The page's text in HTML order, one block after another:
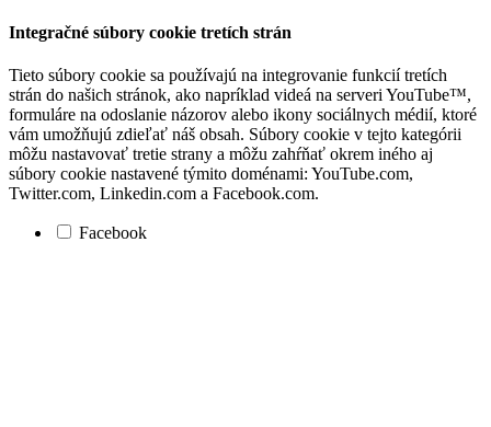
Integračné súbory cookie tretích strán
Tieto súbory cookie sa používajú na integrovanie funkcií tretích
strán do našich stránok, ako napríklad videá na serveri YouTube™,
formuláre na odoslanie názorov alebo ikony sociálnych médií, ktoré
vám umožňujú zdieľať náš obsah. Súbory cookie v tejto kategórii
môžu nastavovať tretie strany a môžu zahŕňať okrem iného aj
súbory cookie nastavené týmito doménami: YouTube.com,
Twitter.com, Linkedin.com a Facebook.com.
Facebook